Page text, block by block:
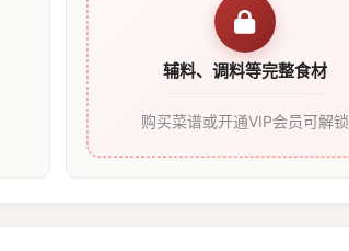
辅料、调料等完整食材
购买菜谱或开通VIP会员可解锁